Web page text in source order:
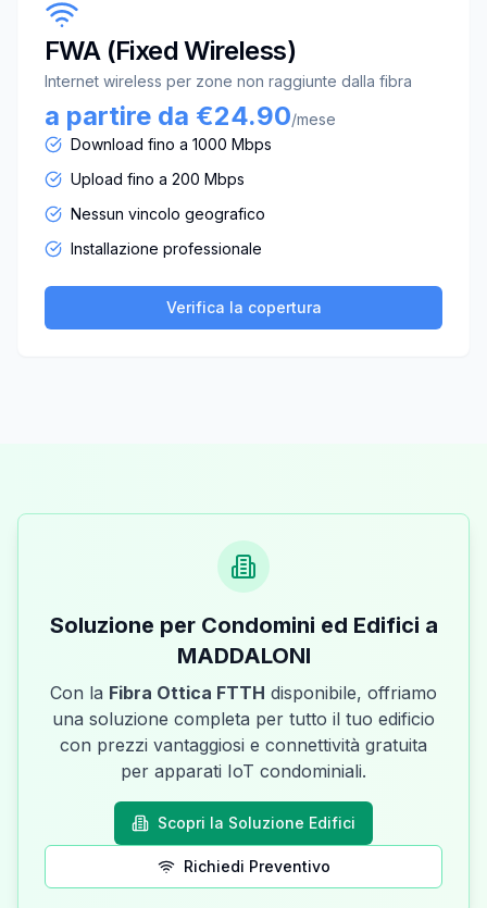
FWA (Fixed Wireless)
Internet wireless per zone non raggiunte dalla fibra
a partire da €24.90/mese
Download fino a 1000 Mbps
Upload fino a 200 Mbps
Nessun vincolo geografico
Installazione professionale
Verifica la copertura
Soluzione per Condomini ed Edifici a
MADDALONI
Con la Fibra Ottica FTTH disponibile, offriamo
una soluzione completa per tutto il tuo edificio
con prezzi vantaggiosi e connettività gratuita
per apparati IoT condominiali.
Scopri la Soluzione Edifici
Richiedi Preventivo